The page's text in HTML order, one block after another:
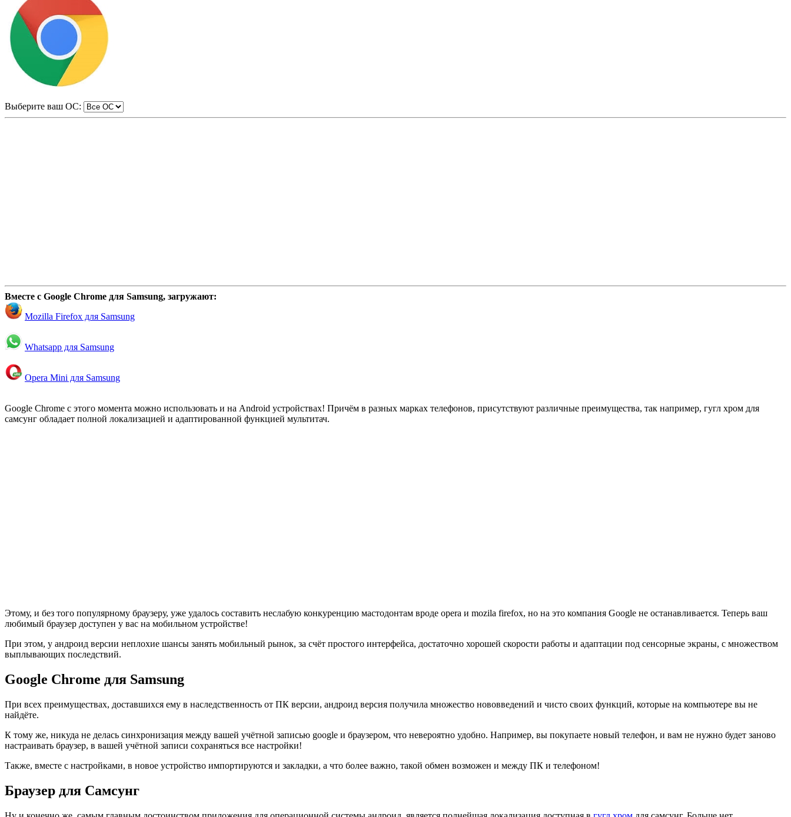
Выберите ваш ОС:
Вместе с Google Chrome для Samsung, загружают:
Mozilla Firefox для Samsung
Whatsapp для Samsung
Opera Mini для Samsung
Google Chrome с этого момента можно использовать и на Android устройствах! Причём в разных марках телефонов, присутствуют различные преимущества, так например, гугл хром для
самсунг обладает полной локализацией и адаптированной функцией мультитач.
Этому, и без того популярному браузеру, уже удалось составить неслабую конкуренцию мастодонтам вроде opera и mozila firefox, но на это компания Google не останавливается. Теперь ваш
любимый браузер доступен у вас на мобильном устройстве!
При этом, у андроид версии неплохие шансы занять мобильный рынок, за счёт простого интерфейса, достаточно хорошей скорости работы и адаптации под сенсорные экраны, с множеством
выплывающих последствий.
Google Chrome для Samsung
При всех преимуществах, доставшихся ему в наследственность от ПК версии, андроид версия получила множество нововведений и чисто своих функций, которые на компьютере вы не
найдёте.
К тому же, никуда не делась синхронизация между вашей учётной записью google и браузером, что невероятно удобно. Например, вы покупаете новый телефон, и вам не нужно будет заново
настраивать браузер, в вашей учётной записи сохраняться все настройки!
Также, вместе с настройками, в новое устройство импортируются и закладки, а что более важно, такой обмен возможен и между ПК и телефоном!
Браузер для Самсунг